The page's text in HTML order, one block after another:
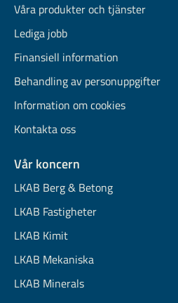
Våra produkter och tjänster
Lediga jobb
Finansiell information
Behandling av personuppgifter
Information om cookies
Kontakta oss
Vår koncern
LKAB Berg & Betong
LKAB Fastigheter
LKAB Kimit
LKAB Mekaniska
LKAB Minerals